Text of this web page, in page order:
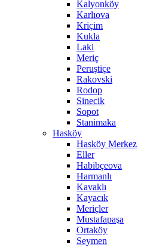
Kalyonköy
Karlıova
Kriçim
Kukla
Laki
Meriç
Peruştiçe
Rakovski
Rodop
Sinecik
Sopot
Stanimaka
Hasköy
Hasköy Merkez
Eller
Habibçeova
Harmanlı
Kavaklı
Kayacık
Meriçler
Mustafapaşa
Ortaköy
Seymen